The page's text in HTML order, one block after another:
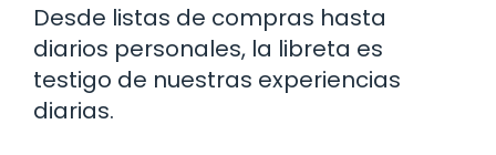
Desde listas de compras hasta
diarios personales, la libreta es
testigo de nuestras experiencias
diarias.